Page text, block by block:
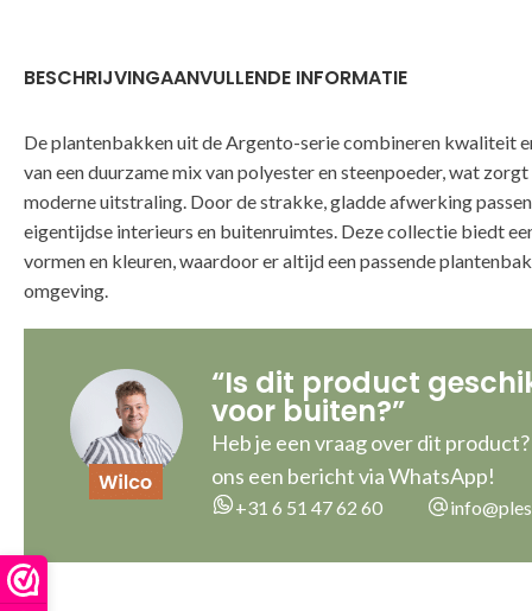
BESCHRIJVINGAANVULLENDE INFORMATIE
De plantenbakken uit de Argento-serie combineren kwaliteit
van een duurzame mix van polyester en steenpoeder, wat
moderne uitstraling. Door de strakke, gladde afwerking
eigentijdse interieurs en buitenruimtes. Deze collectie biedt
vormen en kleuren, waardoor er altijd een passende
omgeving.
“Is dit product
voor buiten?”
Heb je een vraag over dit
ons een bericht via WhatsApp!
+31 6 51 47 62 60